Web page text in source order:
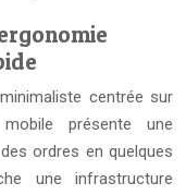
centrée sur
mobile présente une
ordres en quelques
une infrastructure